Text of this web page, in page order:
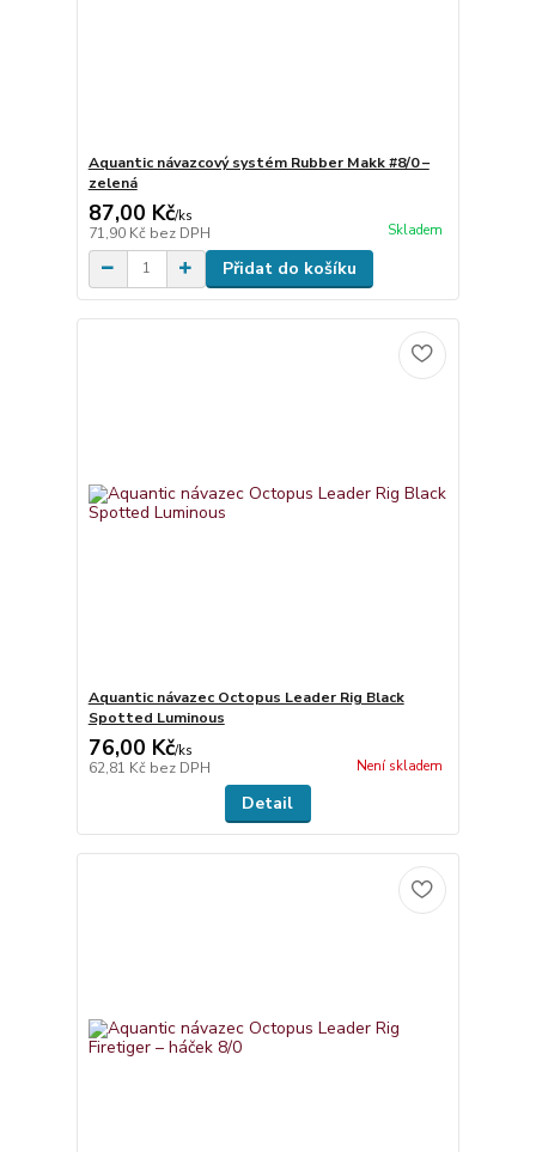
Aquantic návazcový systém Rubber Makk #8/0 –
zelená
87,00 Kč/ks
71,90 Kč bez DPH Skladem
Přidat do košíku
Aquantic návazec Octopus Leader Rig Black
Spotted Luminous
76,00 Kč/ks
62,81 Kč bez DPH Není skladem
Detail